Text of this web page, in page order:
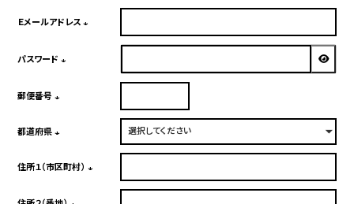
須)
Ｅメールアドレス
パスワード
郵便番号
須)
都道府県
須)
住所１（市区町村）